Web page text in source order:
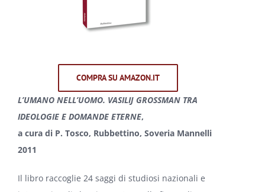
COMPRA SU AMAZON.IT
L’UMANO NELL’UOMO. VASILIJ GROSSMAN TRA
IDEOLOGIE E DOMANDE ETERNE,
a cura di P. Tosco, Rubbettino, Soveria Mannelli
2011
Il libro raccoglie 24 saggi di studiosi nazionali e